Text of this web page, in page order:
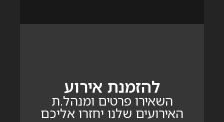
להזמנת אירוע
השאירו פרטים ומנהל.ת
האירועים שלנו יחזרו אליכם